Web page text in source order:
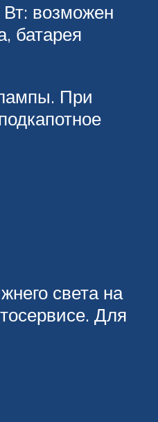
возможен
батарея
При
света на
Для